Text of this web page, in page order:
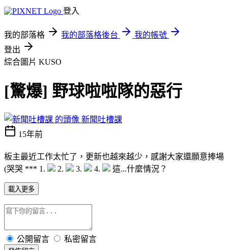
登入
我的部落格 我的部落格後台
我的帳號
登出
綜合圖片 KUSO
[驚爆] 野球啦啦隊的惡行
新聞吐槽課
15年前
板主最近工作太忙了，更新也越來越少，感謝大家還願意捧場
(哭哭 *** 1.
2. 3. 4. 這...什麼情況？
載入更多
公開留言 私密留言